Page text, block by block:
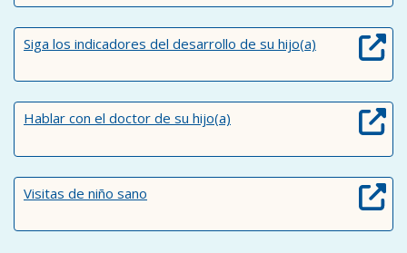
Siga los indicadores del desarrollo de su hijo(a)
Hablar con el doctor de su hijo(a)
Visitas de niño sano